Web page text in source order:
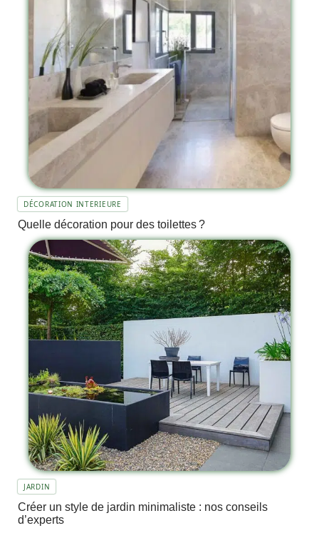
DÉCORATION INTERIEURE
Quelle décoration pour des toilettes ?
JARDIN
Créer un style de jardin minimaliste : nos conseils
d’experts